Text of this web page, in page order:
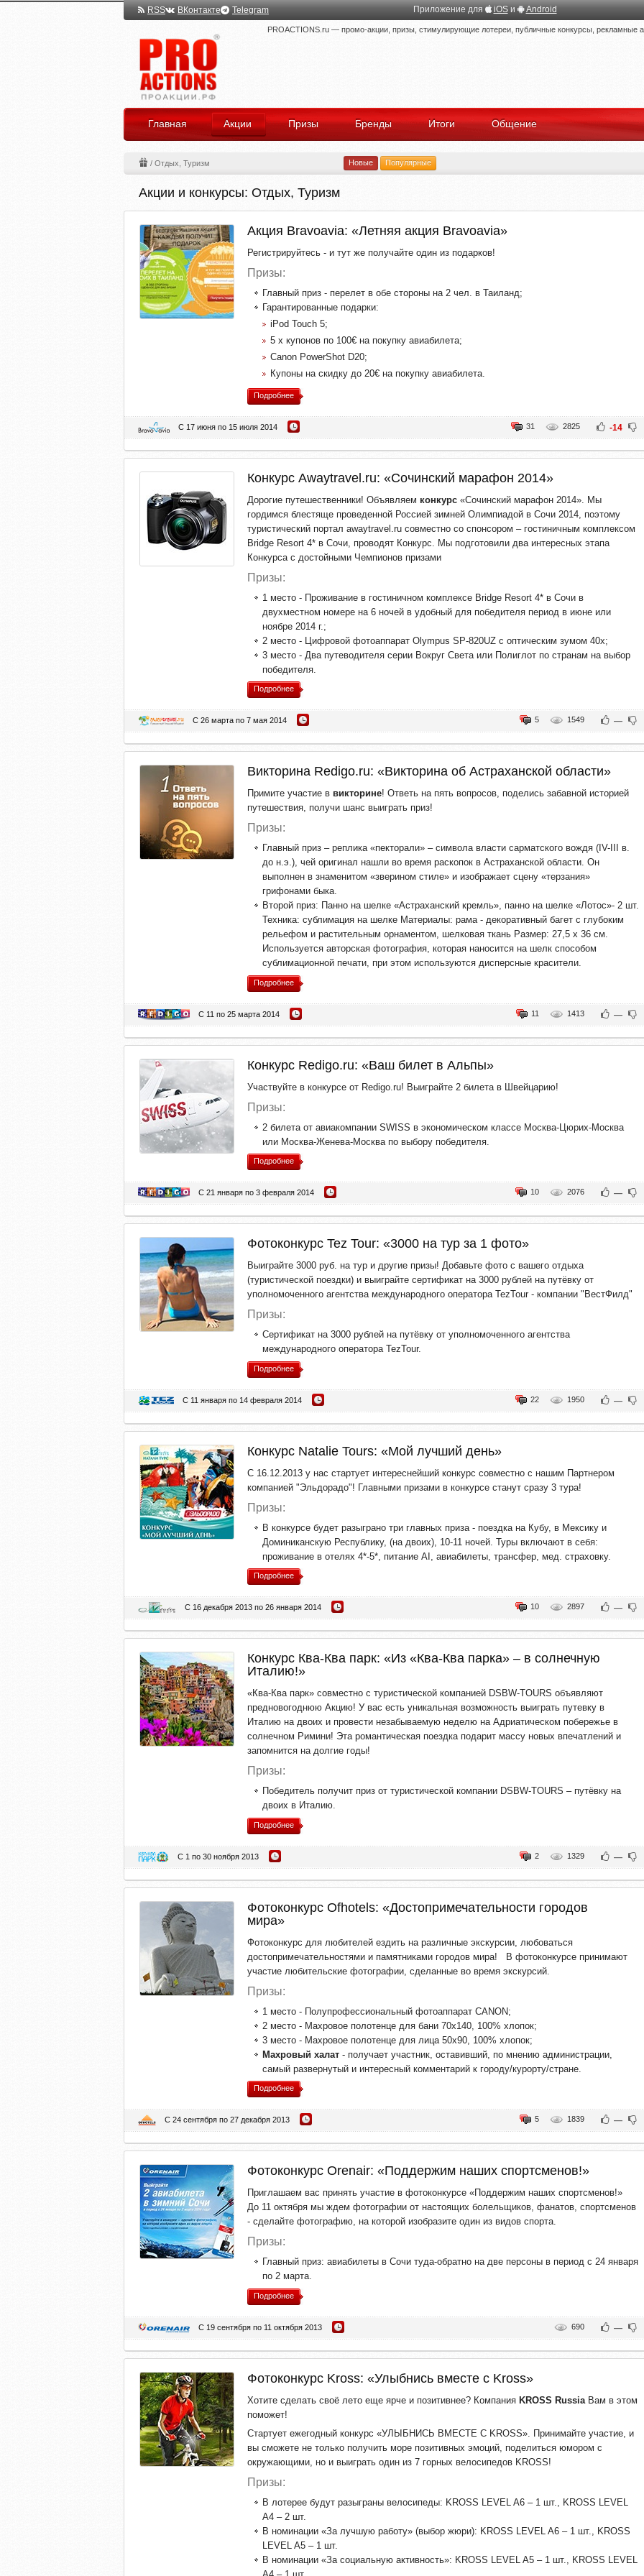
RSS ВКонтакте Telegram Приложение для iOSи Android
PROACTIONS.ru — промо-акции, призы, стимулирующие лотереи, публичные конкурсы, рекламные
Главная Акции Призы Бренды Итоги Общение
Новые Популярные
/ Отдых, Туризм
Акции и конкурсы: Отдых, Туризм
Акция Bravoavia: «Летняя акция Bravoavia»
Регистрируйтесь - и тут же получайте один из подарков!
Призы:
Главный приз - перелет в обе стороны на 2 чел. в Таиланд;
Гарантированные подарки:
iPod Touch 5;
5 х купонов по 100€ на покупку авиабилета;
Canon PowerShot D20;
Купоны на скидку до 20€ на покупку авиабилета.
Подробнее
С 17 июня по 15 июля 2014 -14
2825
31
Конкурс Awaytravel.ru: «Сочинский марафон 2014»
Дорогие путешественники! Объявляем конкурс «Сочинский марафон 2014». Мы
гордимся блестяще проведенной Россией зимней Олимпиадой в Сочи 2014, поэтому
туристический портал awaytravel.ru совместно со спонсором – гостиничным комплексом
Bridge Resort 4* в Сочи, проводят Конкурс. Мы подготовили два интересных этапа
Конкурса с достойными Чемпионов призами
Призы:
1 место - Проживание в гостиничном комплексе Bridge Resort 4* в Сочи в
двухместном номере на 6 ночей в удобный для победителя период в июне или
ноябре 2014 г.;
2 место - Цифровой фотоаппарат Olympus SP-820UZ с оптическим зумом 40x;
3 место - Два путеводителя серии Вокруг Света или Полиглот по странам на выбор
победителя.
Подробнее
С 26 марта по 7 мая 2014 —
1549
5
Викторина Redigo.ru: «Викторина об Астраханской области»
Примите участие в викторине! Ответь на пять вопросов, поделись забавной историей
путешествия, получи шанс выиграть приз!
Призы:
Главный приз – реплика «пекторали» – символа власти сарматского вождя (IV-III в.
до н.э.), чей оригинал нашли во время раскопок в Астраханской области. Он
выполнен в знаменитом «зверином стиле» и изображает сцену «терзания»
грифонами быка.
Второй приз: Панно на шелке «Астраханский кремль», панно на шелке «Лотос»- 2 шт.
Техника: сублимация на шелке Материалы: рама - декоративный багет с глубоким
рельефом и растительным орнаментом, шелковая ткань Размер: 27,5 х 36 см.
Используется авторская фотография, которая наносится на шелк способом
сублимационной печати, при этом используются дисперсные красители.
Подробнее
С 11 по 25 марта 2014 —
1413
11
Конкурс Redigo.ru: «Ваш билет в Альпы»
Участвуйте в конкурсе от Redigo.ru! Выиграйте 2 билета в Швейцарию!
Призы:
2 билета от авиакомпании SWISS в экономическом классе Москва-Цюрих-Москва
или Москва-Женева-Москва по выбору победителя.
Подробнее
С 21 января по 3 февраля 2014 —
2076
10
Фотоконкурс Tez Tour: «3000 на тур за 1 фото»
Выиграйте 3000 руб. на тур и другие призы! Добавьте фото с вашего отдыха
(туристической поездки) и выиграйте сертификат на 3000 рублей на путёвку от
уполномоченного агентства международного оператора TezTour - компании "ВестФилд"
Призы:
Сертификат на 3000 рублей на путёвку от уполномоченного агентства
международного оператора TezTour.
Подробнее
С 11 января по 14 февраля 2014 —
1950
22
Конкурс Natalie Tours: «Мой лучший день»
С 16.12.2013 у нас стартует интереснейший конкурс совместно с нашим Партнером
компанией "Эльдорадо"! Главными призами в конкурсе станут сразу 3 тура!
Призы:
В конкурсе будет разыграно три главных приза - поездка на Кубу, в Мексику и
Доминиканскую Республику, (на двоих), 10-11 ночей. Туры включают в себя:
проживание в отелях 4*-5*, питание AI, авиабилеты, трансфер, мед. страховку.
Подробнее
С 16 декабря 2013 по 26 января 2014 —
2897
10
Конкурс Ква-Ква парк: «Из «Ква-Ква парка» – в солнечную
Италию!»
«Ква-Ква парк» совместно с туристической компанией DSBW-TOURS объявляют
предновогоднюю Акцию! У вас есть уникальная возможность выиграть путевку в
Италию на двоих и провести незабываемую неделю на Адриатическом побережье в
солнечном Римини! Эта романтическая поездка подарит массу новых впечатлений и
запомнится на долгие годы!
Призы:
Победитель получит приз от туристической компании DSBW-TOURS – путёвку на
двоих в Италию.
Подробнее
С 1 по 30 ноября 2013 —
1329
2
Фотоконкурс Ofhotels: «Достопримечательности городов
мира»
Фотоконкурс для любителей ездить на различные экскурсии, любоваться
достопримечательностями и памятниками городов мира! В фотоконкурсе принимают
участие любительские фотографии, сделанные во время экскурсий.
Призы:
1 место - Полупрофессиональный фотоаппарат CANON;
2 место - Махровое полотенце для бани 70х140, 100% хлопок;
3 место - Махровое полотенце для лица 50х90, 100% хлопок;
Махровый халат - получает участник, оставивший, по мнению администрации,
самый развернутый и интересный комментарий к городу/курорту/стране.
Подробнее
С 24 сентября по 27 декабря 2013 —
1839
5
Фотоконкурс Orenair: «Поддержим наших спортсменов!»
Приглашаем вас принять участие в фотоконкурсе «Поддержим наших спортсменов!»
До 11 октября мы ждем фотографии от настоящих болельщиков, фанатов, спортсменов
- сделайте фотографию, на которой изобразите один из видов спорта.
Призы:
Главный приз: авиабилеты в Сочи туда-обратно на две персоны в период с 24 января
по 2 марта.
Подробнее
С 19 сентября по 11 октября 2013 —
690
Фотоконкурс Kross: «Улыбнись вместе с Kross»
Хотите сделать своё лето еще ярче и позитивнее? Компания KROSS Russia Вам в этом
поможет!
Стартует ежегодный конкурс «УЛЫБНИСЬ ВМЕСТЕ С KROSS». Принимайте участие, и
вы сможете не только получить море позитивных эмоций, поделиться юмором с
окружающими, но и выиграть один из 7 горных велосипедов KROSS!
Призы:
В лотерее будут разыграны велосипеды: KROSS LEVEL A6 – 1 шт., KROSS LEVEL
A4 – 2 шт.
В номинации «За лучшую работу» (выбор жюри): KROSS LEVEL A6 – 1 шт., KROSS
LEVEL A5 – 1 шт.
В номинации «За социальную активность»: KROSS LEVEL A5 – 1 шт., KROSS LEVEL
A4 – 1 шт.